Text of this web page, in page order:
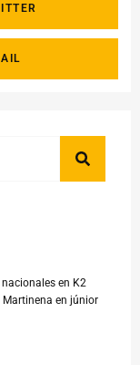
en K2
en júnior